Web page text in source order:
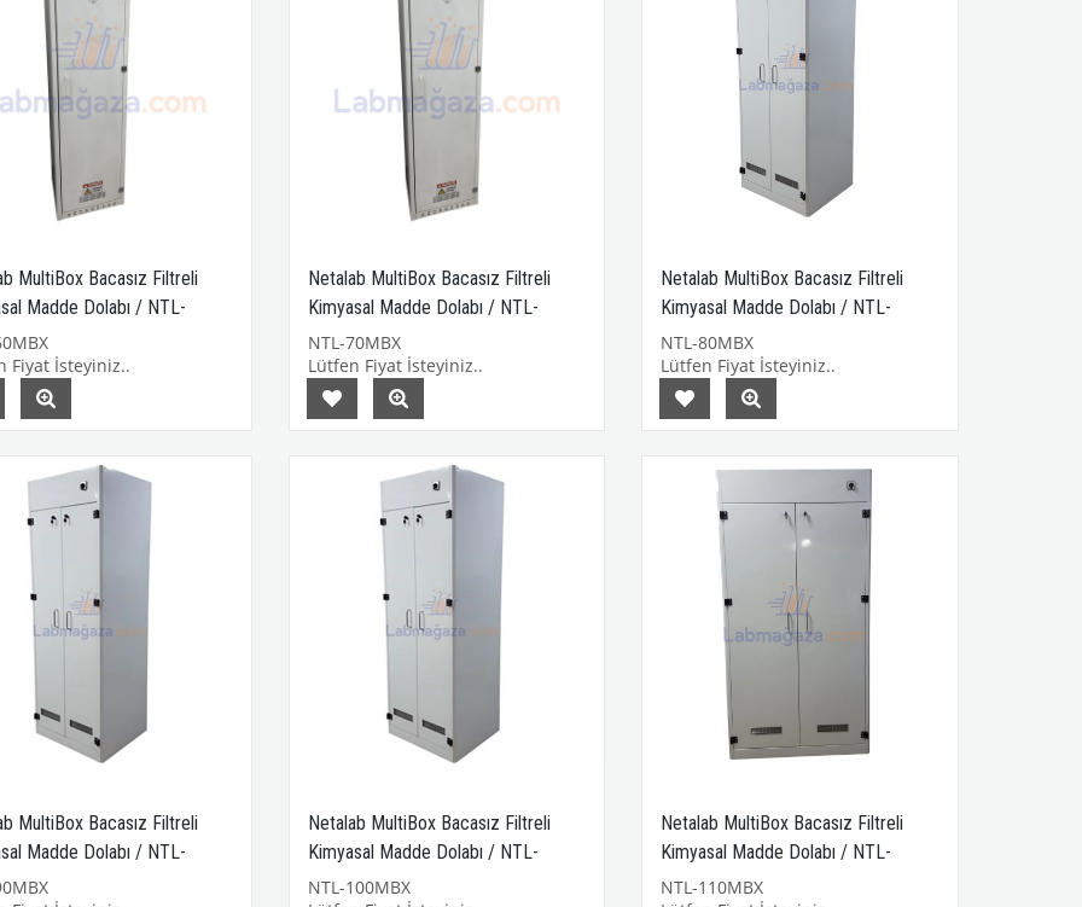
MultiBox Bacasız Filtreli
Madde Dolabı / NTL-
Fiyat İsteyiniz..
Netalab MultiBox Bacasız Filtreli
Kimyasal Madde Dolabı / NTL-
70MBX
NTL-70MBX
Lütfen Fiyat İsteyiniz..
Netalab MultiBox Bacasız Filtreli
Kimyasal Madde Dolabı / NTL-
80MBX
NTL-80MBX
Lütfen Fiyat İsteyiniz..
MultiBox Bacasız Filtreli
Madde Dolabı / NTL-
Netalab MultiBox Bacasız Filtreli
Kimyasal Madde Dolabı / NTL-
100MBX
NTL-100MBX
Netalab MultiBox Bacasız Filtreli
Kimyasal Madde Dolabı / NTL-
110MBX
NTL-110MBX